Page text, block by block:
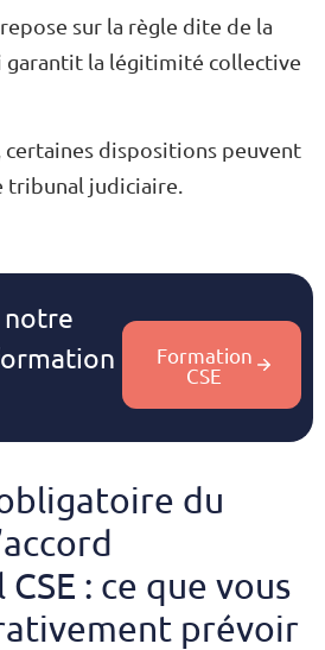
sur la règle dite de la
la légitimité collective
certaines dispositions peuvent
tribunal judiciaire.
notre
Formation
CSE
du
: ce que vous
prévoir